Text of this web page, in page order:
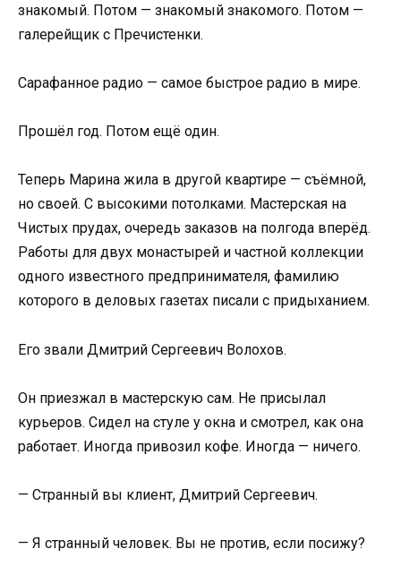
знакомый. Потом — знакомый знакомого. Потом —
галерейщик с Пречистенки.
Сарафанное радио — самое быстрое радио в мире.
Прошёл год. Потом ещё один.
Теперь Марина жила в другой квартире — съёмной,
но своей. С высокими потолками. Мастерская на
Чистых прудах, очередь заказов на полгода вперёд.
Работы для двух монастырей и частной коллекции
одного известного предпринимателя, фамилию
которого в деловых газетах писали с придыханием.
Его звали Дмитрий Сергеевич Волохов.
Он приезжал в мастерскую сам. Не присылал
курьеров. Сидел на стуле у окна и смотрел, как она
работает. Иногда привозил кофе. Иногда — ничего.
— Странный вы клиент, Дмитрий Сергеевич.
— Я странный человек. Вы не против, если посижу?